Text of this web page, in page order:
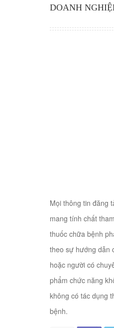
DOANH
Mọi thông tin đăng
mang tính chất
thuốc chữa bệnh
theo sự hướng dẫn
hoặc người có
phẩm chức năng
không có tác dụng
bệnh.